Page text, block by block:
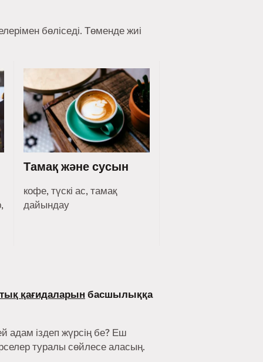
бөліседі. Төменде жиі
Тамақ және сусын
кофе, түскі ас, тамақ
дайындау
қағидаларынбасшылыққа
адам іздеп жүрсің бе? Еш
туралы сөйлесе аласың.